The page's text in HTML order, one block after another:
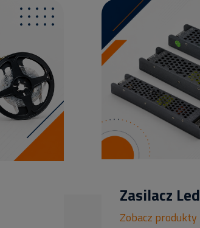
Zasilacz Led
Zobacz produkty